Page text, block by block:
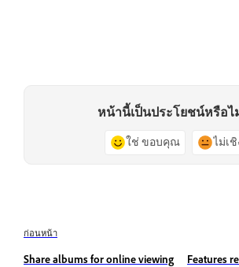
หน้านี้เป็นประโยชน์หรือไ
ใช่ ขอบคุณ ไม่เชิ
ก่อนหน้า
Share albums for online viewing
Features